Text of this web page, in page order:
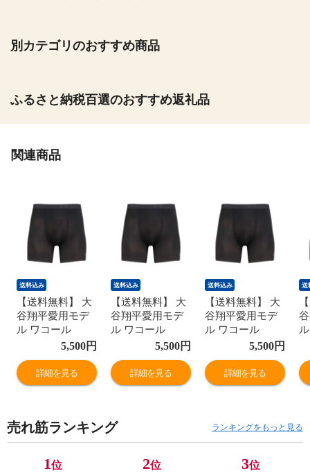
別カテゴリのおすすめ商品
ふるさと納税百選のおすすめ返礼品
関連商品
送料込み
【送料無料】 大
谷翔平愛用モデ
ル ワコール
Wacoal シーダブ
CW-X メンズ 男
性用 股関節サポ
ディバランスア
ップ ショート丈
5,500円
詳細を見る
送料込み
【送料無料】 大
谷翔平愛用モデ
ル ワコール
Wacoal シーダブ
CW-X メンズ 男
性用 股関節サポ
ディバランスア
ップ ショート丈
5,500円
詳細を見る
送料込み
【送料無料】 大
谷翔平愛用モデ
ル ワコール
Wacoal シーダブ
CW-X メンズ 男
性用 股関節サポ
ディバランスア
ップ ショート丈
5,500円
詳細を見る
送
売れ筋ランキング ランキングをもっと見る
1位 2位 3位